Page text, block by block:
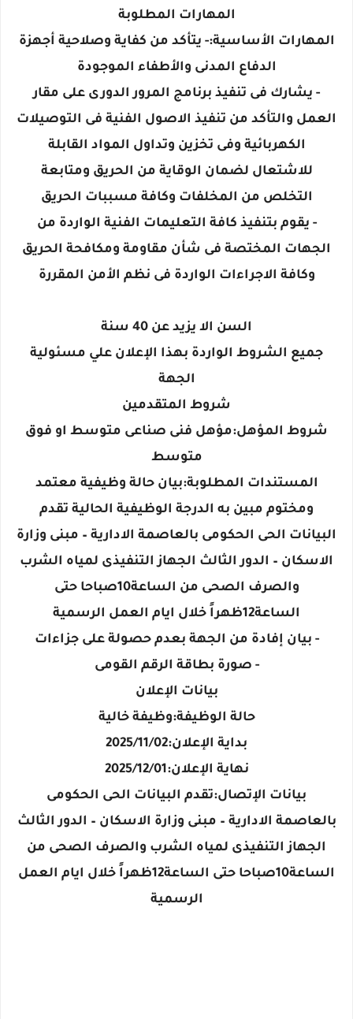
المهارات المطلوبة
المهارات الأساسية:- يتأكد من كفاية وصلاحية أجهزة
الدفاع المدنى والأطفاء الموجودة
- يشارك فى تنفيذ برنامج المرور الدورى على مقار
العمل والتأكد من تنفيذ الاصول الفنية فى التوصيلات
الكهربائية وفى تخزين وتداول المواد القابلة
للاشتعال لضمان الوقاية من الحريق ومتابعة
التخلص من المخلفات وكافة مسببات الحريق
- يقوم بتنفيذ كافة التعليمات الفنية الواردة من
الجهات المختصة فى شأن مقاومة ومكافحة الحريق
وكافة الاجراءات الواردة فى نظم الأمن المقررة
السن الا يزيد عن 40 سنة
جميع الشروط الواردة بهذا الإعلان علي مسئولية
الجهة
شروط المتقدمين
شروط المؤهل:مؤهل فنى صناعى متوسط او فوق
متوسط
المستندات المطلوبة:بيان حالة وظيفية معتمد
ومختوم مبين به الدرجة الوظيفية الحالية تقدم
البيانات الحى الحكومى بالعاصمة الادارية – مبنى وزارة
الاسكان – الدور الثالث الجهاز التنفيذى لمياه الشرب
والصرف الصحى من الساعة10صباحا حتى
الساعة12ظهراً خلال ايام العمل الرسمية
- بيان إفادة من الجهة بعدم حصولة على جزاءات
- صورة بطاقة الرقم القومى
بيانات الإعلان
حالة الوظيفة:وظيفة خالية
بداية الإعلان:2025/11/02
نهاية الإعلان:2025/12/01
بيانات الإتصال:تقدم البيانات الحى الحكومى
بالعاصمة الادارية – مبنى وزارة الاسكان – الدور الثالث
الجهاز التنفيذى لمياه الشرب والصرف الصحى من
الساعة10صباحا حتى الساعة12ظهراً خلال ايام العمل
الرسمية